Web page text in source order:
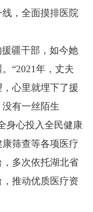
，全面摸排医院
疆干部，如今她
“2021年，丈夫
心里就埋下了援
有一丝陌生
身心投入全民健康
筛查等各项医疗
多次依托湖北省
推动优质医疗资